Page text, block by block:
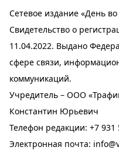
Сетевое издание «День
Свидетельство о
11.04.2022. Выдано
сфере связи,
коммуникаций.
Учредитель – ООО
Константин Юрьевич
Телефон редакции: +7 931
Электронная почта: